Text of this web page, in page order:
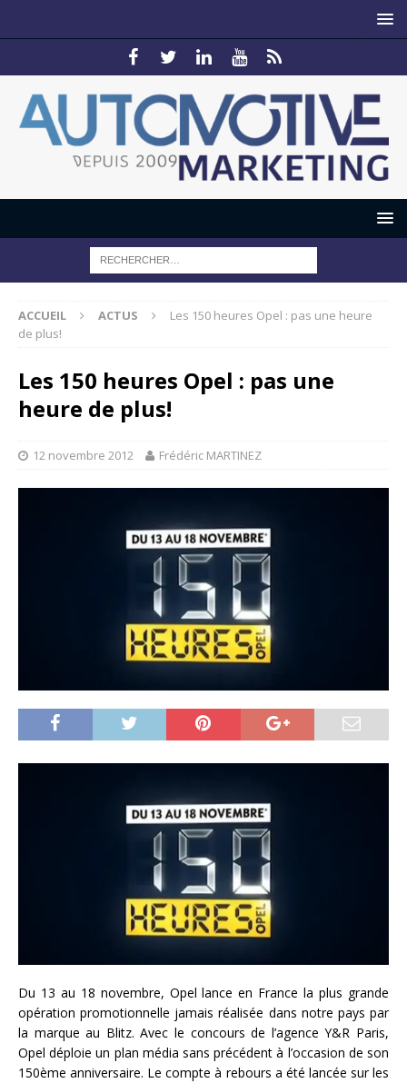
ACCUEIL ACTUS
Les 150 heures Opel : pas une heure
de plus!
Les 150 heures Opel : pas une
heure de plus!
12 novembre 2012 Frédéric MARTINEZ
Du 13 au 18 novembre, Opel lance en France la plus grande
opération promotionnelle jamais réalisée dans notre pays par
la marque au Blitz. Avec le concours de l’agence Y&R Paris,
Opel déploie un plan média sans précédent à l’occasion de son
150ème anniversaire. Le compte à rebours a été lancée sur les